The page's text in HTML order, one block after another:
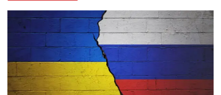
adatainak tárolására vonatkozik. A taláros testület szerint a
rendelet hatályba lépésének sorozatos halasztása éppen
azt támasztja alá, hogy nem volt indokolt a sürgősség,
ezért nem indokolt az egyébként azonnal hatályba lépő
sürgősségi kormányrendelettel dönteni erről a kérdésről.